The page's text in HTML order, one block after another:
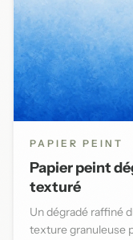
PAPIER PEINT
Papier peint
texturé
Un dégradé raffiné
texture granuleuse